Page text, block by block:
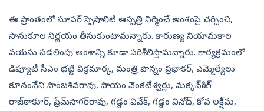
ఈ ప్రాంతంలో సూపర్‌ స్పెషాలిటీ ఆస్పత్రి నిర్మించే అంశంపై చర్చించి,
సానుకూల నిర్ణయం తీసుకుంటామన్నారు. కారుణ్య నియామకాల
వయసు సడలింపు అంశాన్ని కూడా పరిశీలిస్తామన్నారు. కార్యక్రమంలో
డిప్యూటీ సీఎం భట్టి విక్రమార్క, మంత్రి పొన్నం ప్రభాకర్, ఎమ్మెల్యేలు
కూనంనేని సాంబశివరావు, పాయం వెంకటేశ్వర్లు, మక్కన్‌సింగ్‌
రాజ్‌ఠాకూర్, ప్రేమ్‌సాగర్‌రావు, గడ్డం వివేక్, గడ్డం వినోద్, కోవ లక్షి్మ,